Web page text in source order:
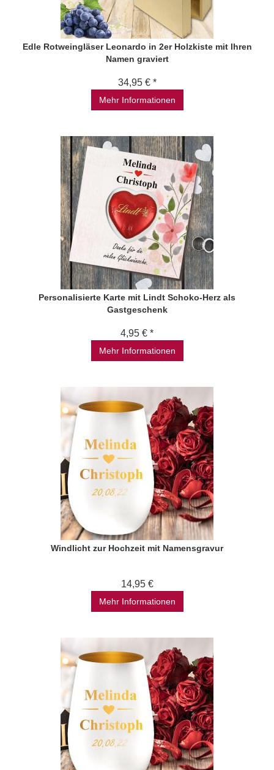
Edle Rotweingläser Leonardo in 2er Holzkiste mit Ihren
Namen graviert
34,95 € *
Mehr Informationen
Personalisierte Karte mit Lindt Schoko-Herz als
Gastgeschenk
4,95 € *
Mehr Informationen
Windlicht zur Hochzeit mit Namensgravur
14,95 €
Mehr Informationen